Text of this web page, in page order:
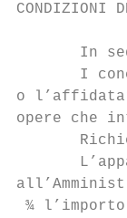
CONDIZIONI
In
I
o
opere che
¾